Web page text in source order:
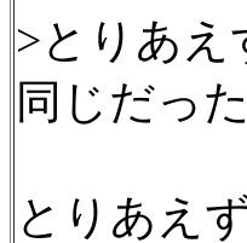
>とりあえ
同じだっ
とりあえ